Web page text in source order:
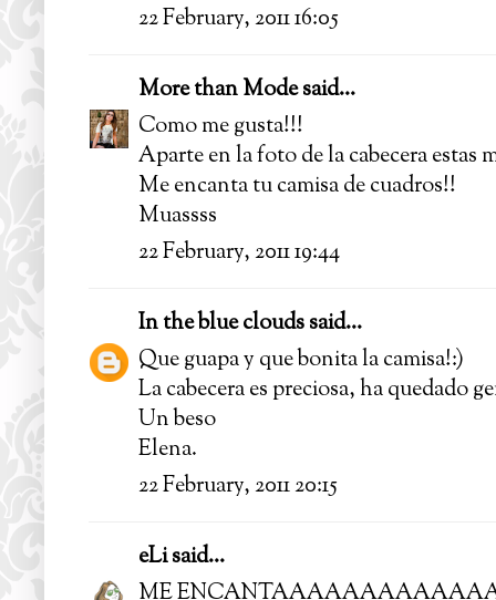
22 February, 2011 16:05
More than Modesaid...
Como me gusta!!!
Aparte en la foto de la cabecera estas
Me encanta tu camisa de cuadros!!
Muassss
22 February, 2011 19:44
In the blue cloudssaid...
Que guapa y que bonita la camisa!:)
La cabecera es preciosa, ha quedado
Un beso
Elena.
22 February, 2011 20:15
eLisaid...